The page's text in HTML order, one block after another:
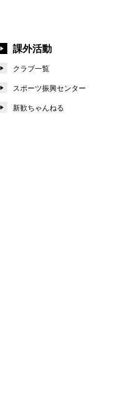
課外活動
クラブ一覧
スポーツ振興センター
新歓ちゃんねる